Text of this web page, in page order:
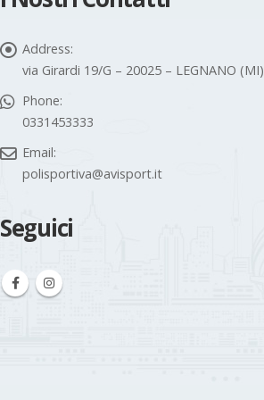
Address:
via Girardi 19/G – 20025 – LEGNANO (MI)
Phone:
0331453333
Email:
polisportiva@avisport.it
Seguici